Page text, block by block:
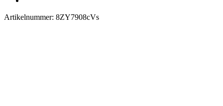
Artikelnummer: 8ZY7908cVs